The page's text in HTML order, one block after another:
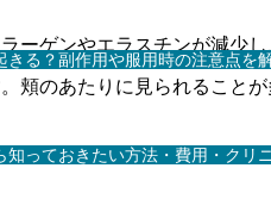
る？副作用や服用時の注意点を
っておきたい方法・費用・クリ
ーゲンやエラスチンが減少
頬のあたりに見られること